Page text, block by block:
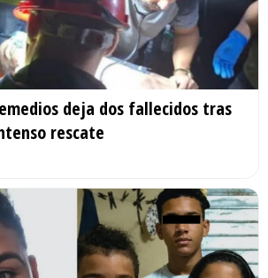
deja dos fallecidos tras
rescate